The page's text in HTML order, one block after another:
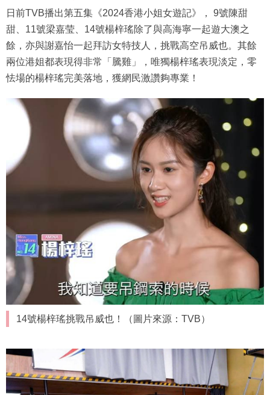
日前TVB播出第五集《2024香港小姐女遊記》， 9號陳甜
甜、11號梁嘉莹、14號楊梓瑤除了與高海寧一起遊大澳之
餘，亦與謝嘉怡一起拜訪女特技人，挑戰高空吊威也。其餘
兩位港姐都表現得非常「騰雞」，唯獨楊梓瑤表現淡定，零
怯場的楊梓瑤完美落地，獲網民激讚夠專業！
14號楊梓瑤挑戰吊威也！（圖片來源：TVB）